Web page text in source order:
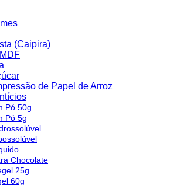
(Caipira)
de Papel de Arroz
Pó 50g
Pó 5g
Chocolate
25g
60g